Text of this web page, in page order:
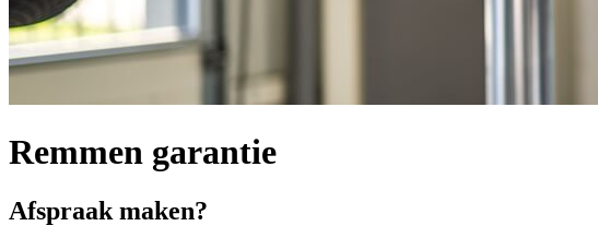
Remmen garantie
Afspraak maken?